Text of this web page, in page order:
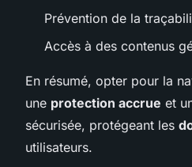
Prévention de la
Accès à des contenus
En résumé, opter pour la
une protection accrue et
sécurisée, protégeant les
utilisateurs.